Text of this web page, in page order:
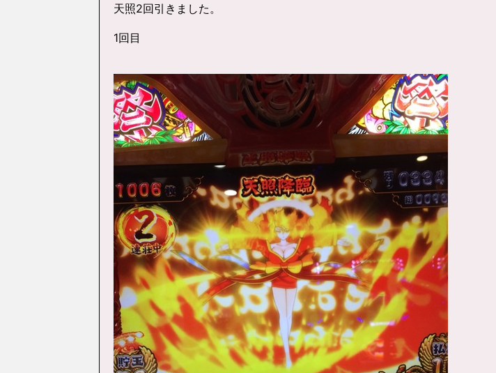
天照2回引きました。
1回目